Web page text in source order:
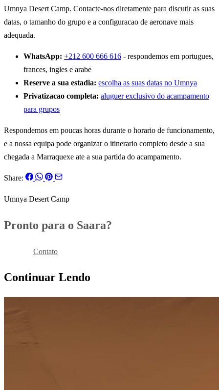
Umnya Desert Camp. Contacte-nos diretamente para discutir as suas
datas, o tamanho do grupo e a configuracao de aeronave mais
adequada.
WhatsApp: +212 600 666 616 - respondemos em portugues,
frances, ingles e arabe
Reserve a sua estadia: escolha as suas datas no Umnya
Privatizacao completa: aluguer exclusivo do acampamento
para grupos
Respondemos em poucas horas durante o horario de funcionamento,
e a nossa equipa pode organizar o itinerario completo desde a sua
chegada a Marraquexe ate a sua partida do acampamento.
Share:
Umnya Desert Camp
Pronto para o Saara?
Contato
Continuar Lendo